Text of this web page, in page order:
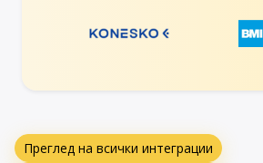
Преглед на всички интеграции